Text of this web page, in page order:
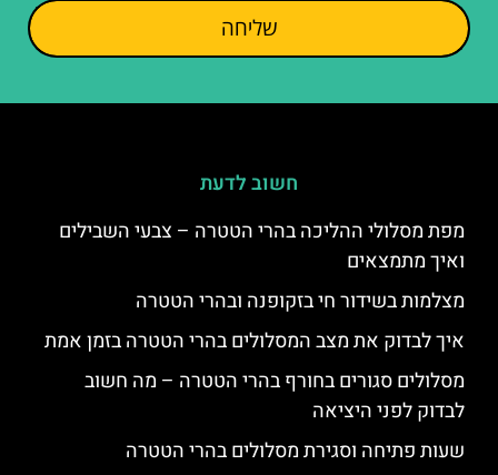
שליחה
חשוב לדעת
מפת מסלולי ההליכה בהרי הטטרה – צבעי השבילים
ואיך מתמצאים
מצלמות בשידור חי בזקופנה ובהרי הטטרה
איך לבדוק את מצב המסלולים בהרי הטטרה בזמן אמת
מסלולים סגורים בחורף בהרי הטטרה – מה חשוב
לבדוק לפני היציאה
שעות פתיחה וסגירת מסלולים בהרי הטטרה